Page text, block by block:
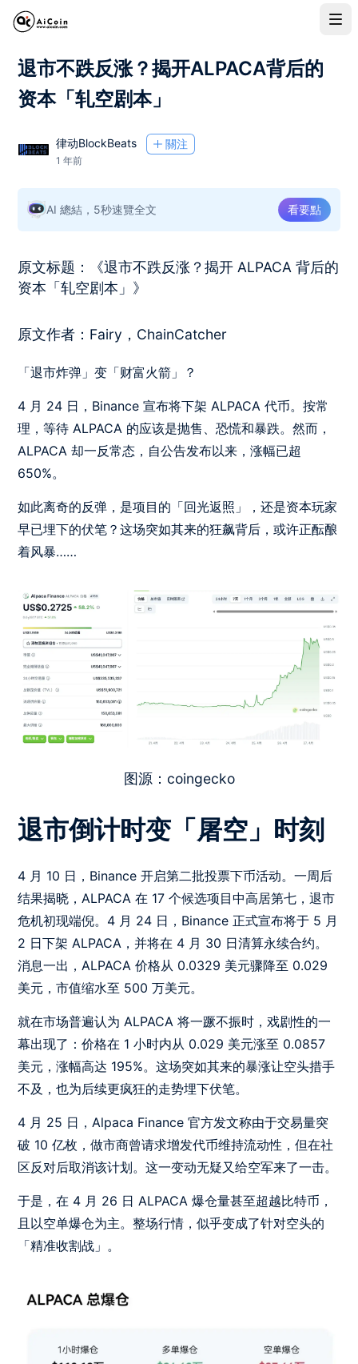
退市不跌反涨？揭开ALPACA背后的
资本「轧空剧本」
律动BlockBeats 關注
1 年前
AI 總結，5秒速覽全文 看要點
原文标题：《退市不跌反涨？揭开 ALPACA 背后的
资本「轧空剧本」》
原文作者：Fairy，ChainCatcher
「退市炸弹」变「财富火箭」？
4 月 24 日，Binance 宣布将下架 ALPACA 代币。按常
理，等待 ALPACA 的应该是抛售、恐慌和暴跌。然而，
ALPACA 却一反常态，自公告发布以来，涨幅已超
650%。
如此离奇的反弹，是项目的「回光返照」，还是资本玩家
早已埋下的伏笔？这场突如其来的狂飙背后，或许正酝酿
着风暴……
图源：coingecko
退市倒计时变「屠空」时刻
4 月 10 日，Binance 开启第二批投票下币活动。一周后
结果揭晓，ALPACA 在 17 个候选项目中高居第七，退市
危机初现端倪。4 月 24 日，Binance 正式宣布将于 5 月
2 日下架 ALPACA，并将在 4 月 30 日清算永续合约。
消息一出，ALPACA 价格从 0.0329 美元骤降至 0.029
美元，市值缩水至 500 万美元。
就在市场普遍认为 ALPACA 将一蹶不振时，戏剧性的一
幕出现了：价格在 1 小时内从 0.029 美元涨至 0.0857
美元，涨幅高达 195%。这场突如其来的暴涨让空头措手
不及，也为后续更疯狂的走势埋下伏笔。
4 月 25 日，Alpaca Finance 官方发文称由于交易量突
破 10 亿枚，做市商曾请求增发代币维持流动性，但在社
区反对后取消该计划。这一变动无疑又给空军来了一击。
于是，在 4 月 26 日 ALPACA 爆仓量甚至超越比特币，
且以空单爆仓为主。整场行情，似乎变成了针对空头的
「精准收割战」。